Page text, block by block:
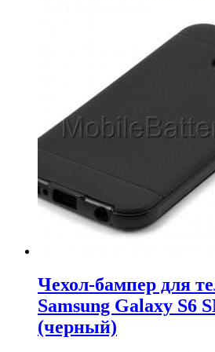
649.00₽.
Чехол-бампер для
Samsung Galaxy S6
(черный)